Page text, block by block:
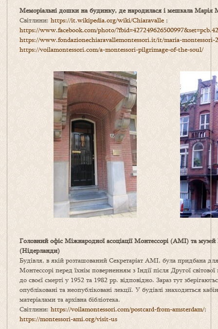
Меморіальні дошки на будинку, де народилася і мешкала Марія
Світлини: https://it.wikipedia.org/wiki/Chiaravalle ;
https://www.facebook.com/photo/
https://www.fondazionechiaravallemontessori.it/it/maria-montessori-2
https://voilamontessori.com/a-montessori-pilgrimage-of-the-soul/
Головний офіс Міжнародної асоціації Монтессорі (АМІ) та
(Нідерланди)
Будівля, в якій розташований Секретаріат AMI, була придбана
Монтессорі перед їхнім поверненням з Індії після Другої
до своєї смерті у 1952 та 1982 рр. відповідно. Зараз тут
опубліковані та неопубліковані лекції. У будівлі знаходиться
матеріалами та архівна бібліотека.
Світлини: https://voilamontessori.com/postcard-from-amsterdam/;
https://montessori-ami.org/visit-us